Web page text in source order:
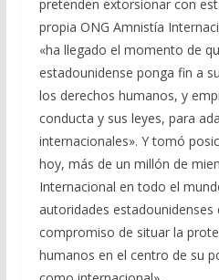
pretenden extorsionar con
propia ONG Amnistía
«ha llegado el momento de
estadounidense ponga fin a
los derechos humanos, y
conducta y sus leyes, para
internacionales». Y tomó
hoy, más de un millón de
Internacional en todo el
autoridades estadounidenses
compromiso de situar la
humanos en el centro de su